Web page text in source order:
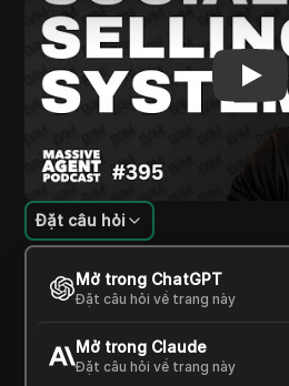
Giới thiệu nội dung
Đặt câu hỏi
Mở trong ChatGPT
Đặt câu hỏi về trang này
Mở trong Claude
Đặt câu hỏi về trang này
Trong tập này của podcast
chương trình Dustin Broom thảo
truyền thông xã hội hai bước
đại lý bất động sản. Ông nhấn
việc sử dụng hai chiến lược khác